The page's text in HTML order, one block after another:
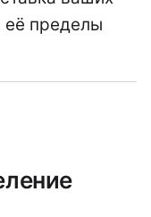
её пределы